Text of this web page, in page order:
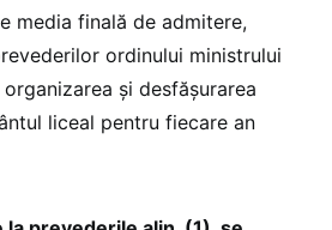
media finală de admitere,
ordinului ministrului
și desfășurarea
liceal pentru fiecare an